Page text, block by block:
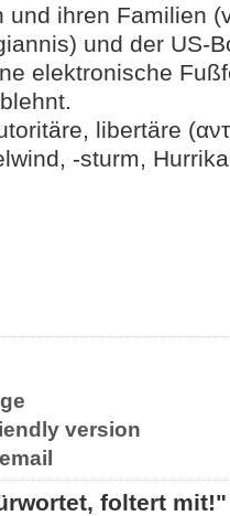
und ihren Familien
und der US-
elektronische
libertäre
-sturm,
version
foltert